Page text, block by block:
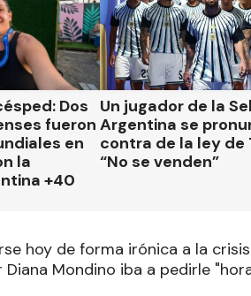
Dos
fueron
en
la
+40
Un jugador de la
Argentina se
contra de la ley de
“No se venden”
hoy de forma irónica a la crisis
Mondino iba a pedirle